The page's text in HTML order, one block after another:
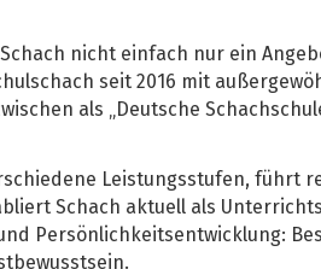
nicht einfach nur ein
seit 2016 mit
als „Deutsche
Leistungsstufen, führt
Schach aktuell als
Persönlichkeitsentwicklung: